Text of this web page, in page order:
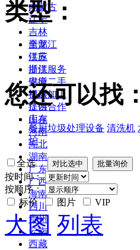
内蒙古
辽宁
吉林
黑龙江
江苏
浙江
安徽
福建
江西
山东
河南
湖北
湖南
广东
广西
海南
四川
贵州
云南
西藏
类型：
全部
供应
提供服务
供应二手
提供加工
提供合作
库存
您还可以找：
餐厨垃圾处理设备 清洗机
炉
全选
按时间：
按顺序：
标价
图片 VIP
大图 列表